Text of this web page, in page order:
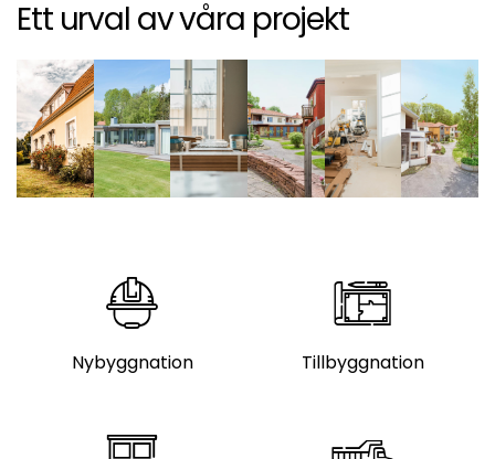
Ett urval av våra projekt
Nybyggnation Tillbyggnation